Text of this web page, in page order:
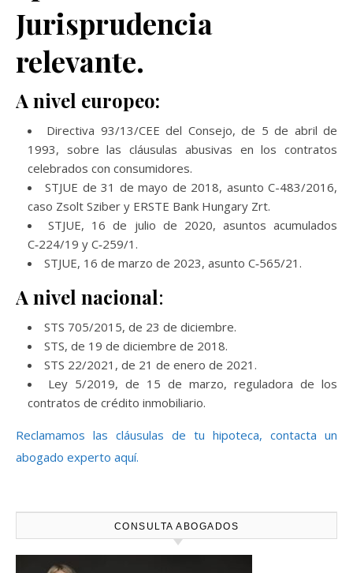
Jurisprudencia
relevante.
A nivel europeo:
Directiva 93/13/CEE del Consejo, de 5 de abril de
1993, sobre las cláusulas abusivas en los contratos
celebrados con consumidores.
STJUE de 31 de mayo de 2018, asunto C-483/2016,
caso Zsolt Sziber y ERSTE Bank Hungary Zrt.
STJUE, 16 de julio de 2020, asuntos acumulados
C‑224/19 y C‑259/1.
STJUE, 16 de marzo de 2023, asunto C‑565/21.
A nivel nacional:
STS 705/2015, de 23 de diciembre.
STS, de 19 de diciembre de 2018.
STS 22/2021, de 21 de enero de 2021.
Ley 5/2019, de 15 de marzo, reguladora de los
contratos de crédito inmobiliario.
Reclamamos las cláusulas de tu hipoteca, contacta un
abogado experto aquí.
CONSULTA ABOGADOS